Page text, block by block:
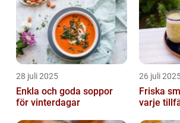
28 juli 2025
Enkla och goda soppor
för vinterdagar
26 juli
Friska
varje